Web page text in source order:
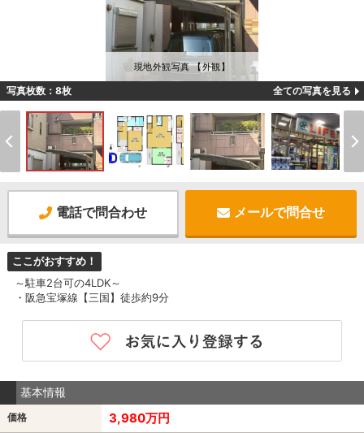
現地外観写真 【外観】
写真枚数：8枚 全ての写真を見る
電話で問合わせ メールで問合せ
ここがおすすめ！
～駐車2台可の4LDK～
・阪急宝塚線【三国】徒歩約9分
基本情報
価格 3,980万円